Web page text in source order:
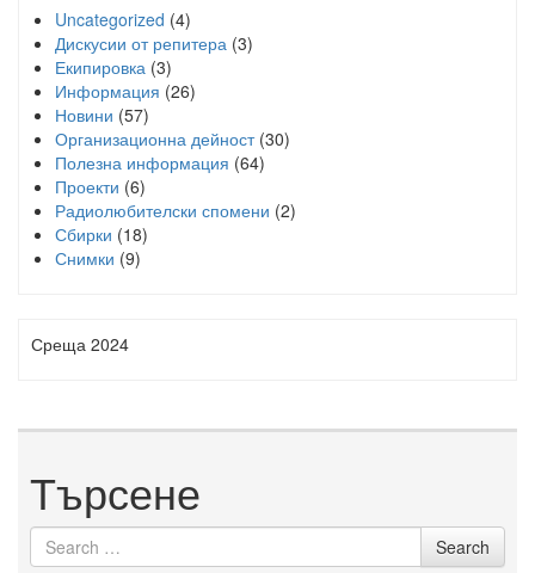
Uncategorized (4)
Дискусии от репитера (3)
Екипировка (3)
Информация (26)
Новини (57)
Организационна дейност(30)
Полезна информация (64)
Проекти (6)
Радиолюбителски спомени (2)
Сбирки (18)
Снимки (9)
Среща 2024
Търсене
Search for Search